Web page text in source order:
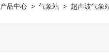
产品中心> 气象站> 超声波气象